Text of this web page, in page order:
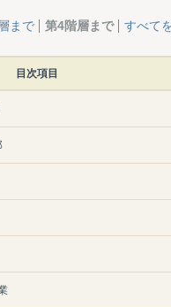
まで 第4階層まで すべて
目次項目